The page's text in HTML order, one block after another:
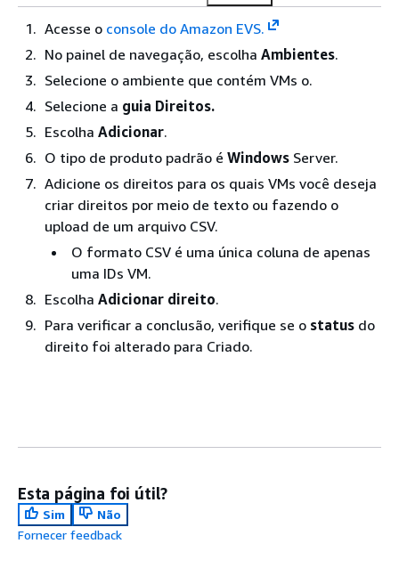
Acesse o console do Amazon EVS.
No painel de navegação, escolha Ambientes.
Selecione o ambiente que contém VMs o.
Selecione a guia Direitos.
Escolha Adicionar.
O tipo de produto padrão é Windows Server.
Adicione os direitos para os quais VMs você deseja
criar direitos por meio de texto ou fazendo o
upload de um arquivo CSV.
O formato CSV é uma única coluna de apenas
uma IDs VM.
Escolha Adicionar direito.
Para verificar a conclusão, verifique se o status do
direito foi alterado para Criado.
Esta página foi útil?
Sim
Não
Fornecer feedback